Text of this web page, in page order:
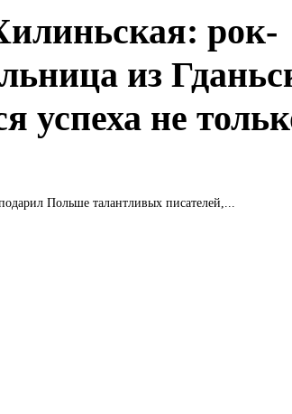
рок-
из
успеха не
Польше талантливых писателей,...